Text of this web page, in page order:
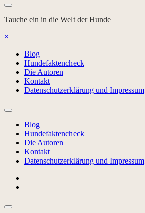
Tauche ein in die Welt der Hunde
×
Blog
Hundefaktencheck
Die Autoren
Kontakt
Datenschutzerklärung und Impressum
Blog
Hundefaktencheck
Die Autoren
Kontakt
Datenschutzerklärung und Impressum